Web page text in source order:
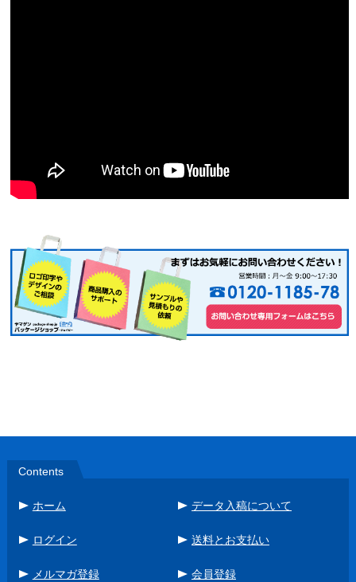
Contents
ホーム データ入稿について
ログイン 送料とお支払い
メルマガ登録 会員登録